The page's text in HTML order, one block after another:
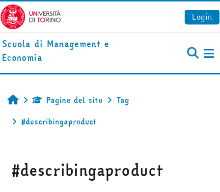
Vai al contenuto principale
Login
Scuola di Management e
Economia
HomePagine del sito
Tag
#describingaproduct
#describingaproduct